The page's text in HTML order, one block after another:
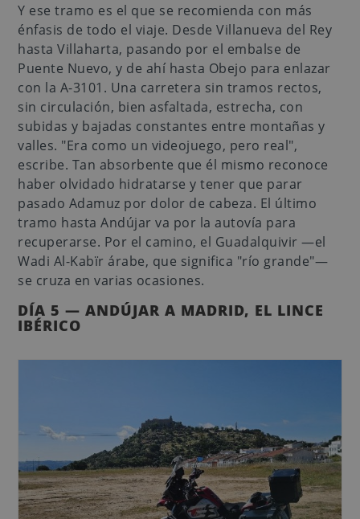
Y ese tramo es el que se recomienda con más
énfasis de todo el viaje. Desde Villanueva del Rey
hasta Villaharta, pasando por el embalse de
Puente Nuevo, y de ahí hasta Obejo para enlazar
con la A-3101. Una carretera sin tramos rectos,
sin circulación, bien asfaltada, estrecha, con
subidas y bajadas constantes entre montañas y
valles. "Era como un videojuego, pero real",
escribe. Tan absorbente que él mismo reconoce
haber olvidado hidratarse y tener que parar
pasado Adamuz por dolor de cabeza. El último
tramo hasta Andújar va por la autovía para
recuperarse. Por el camino, el Guadalquivir —el
Wadi Al-Kabïr árabe, que significa "río grande"—
se cruza en varias ocasiones.
DÍA 5 — ANDÚJAR A MADRID, EL LINCE
IBÉRICO